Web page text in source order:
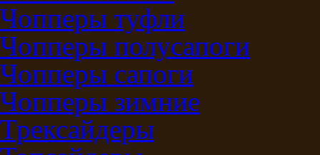
Чопперы туфли
Чопперы полусапоги
Чопперы сапоги
Чопперы зимние
Трексайдеры